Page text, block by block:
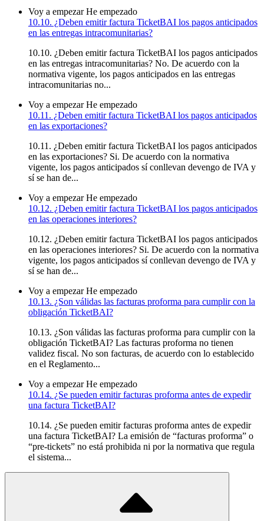
Voy a empezar He empezado
10.10. ¿Deben emitir factura TicketBAI los pagos anticipados
en las entregas intracomunitarias?
10.10. ¿Deben emitir factura TicketBAI los pagos anticipados
en las entregas intracomunitarias? No. De acuerdo con la
normativa vigente, los pagos anticipados en las entregas
intracomunitarias no...
Voy a empezar He empezado
10.11. ¿Deben emitir factura TicketBAI los pagos anticipados
en las exportaciones?
10.11. ¿Deben emitir factura TicketBAI los pagos anticipados
en las exportaciones? Si. De acuerdo con la normativa
vigente, los pagos anticipados sí conllevan devengo de IVA y
sí se han de...
Voy a empezar He empezado
10.12. ¿Deben emitir factura TicketBAI los pagos anticipados
en las operaciones interiores?
10.12. ¿Deben emitir factura TicketBAI los pagos anticipados
en las operaciones interiores? Si. De acuerdo con la normativa
vigente, los pagos anticipados sí conllevan devengo de IVA y
sí se han de...
Voy a empezar He empezado
10.13. ¿Son válidas las facturas proforma para cumplir con la
obligación TicketBAI?
10.13. ¿Son válidas las facturas proforma para cumplir con la
obligación TicketBAI? Las facturas proforma no tienen
validez fiscal. No son facturas, de acuerdo con lo establecido
en el Reglamento...
Voy a empezar He empezado
10.14. ¿Se pueden emitir facturas proforma antes de expedir
una factura TicketBAI?
10.14. ¿Se pueden emitir facturas proforma antes de expedir
una factura TicketBAI? La emisión de “facturas proforma” o
“pre-tickets” no está prohibida ni por la normativa que regula
el sistema...